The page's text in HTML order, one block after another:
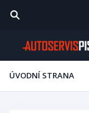
ÚVODNÍ STRANA